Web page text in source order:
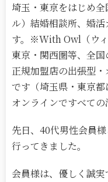
埼玉・東京をはじめ
ル）結婚相談所、婚
す。※With Owl（ウィ
東京・関西圏等、全
正規加盟店の出張型
です（埼玉県・東京
オンラインですべての
先日、40代男性会員
行ってきました。
会員様は、優しく誠